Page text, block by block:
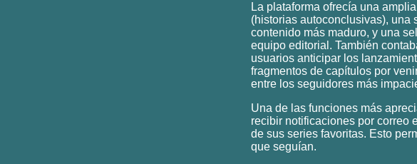
La plataforma ofrecía una
(historias autoconclusivas), una
contenido más maduro, y una
equipo editorial. También
usuarios anticipar los
fragmentos de capítulos por
entre los seguidores más
Una de las funciones más
recibir notificaciones por correo
de sus series favoritas. Esto
que seguían.